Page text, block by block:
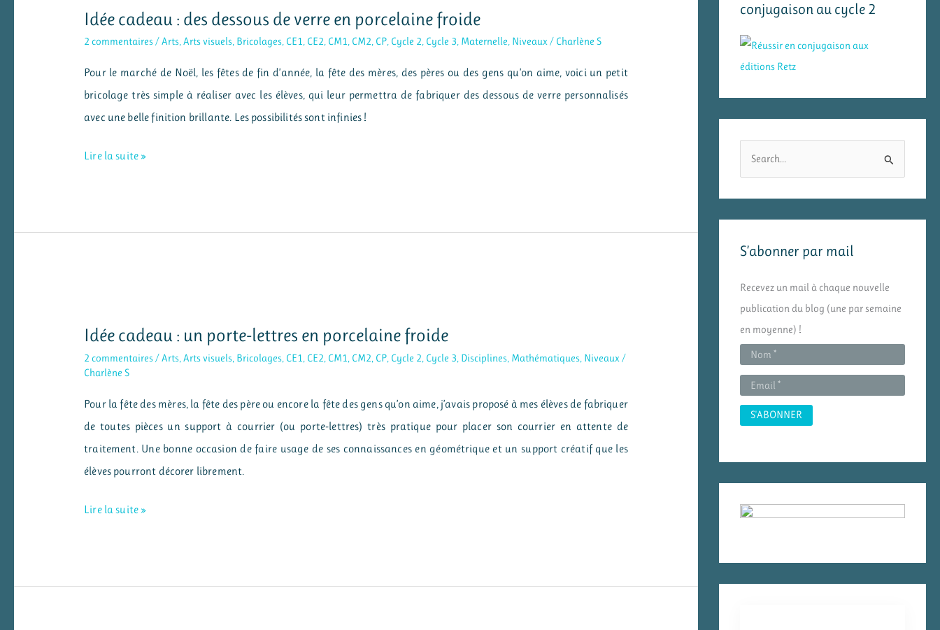
Idée cadeau : des dessous de verre en porcelaine froide
2 commentaires/Arts,Arts visuels, Bricolages, CE1, CE2, CM1, CM2, CP, Cycle 2, Cycle 3, Maternelle, Niveaux/ Charlène S
Pour le marché de Noël, les fêtes de fin d’année, la fête des mères, des pères ou des gens qu’on aime, voici un petit
bricolage très simple à réaliser avec les élèves, qui leur permettra de fabriquer des dessous de verre personnalisés
avec une belle finition brillante. Les possibilités sont infinies !
Idée
porcelaine
froide
Lire la suite »
Idée cadeau : un porte-lettres en porcelaine froide
2 commentaires /Arts ,Arts visuels Bricolages CE1 CE2 CM1 CM2 CP Cycle 2 Cycle 3 Disciplines Mathématiques Niveaux /
Charlène S
Pour la fête des mères, la fête des père ou encore la fête des gens qu’on aime, j’avais proposé à mes élèves de fabriquer
de toutes pièces un support à courrier (ou porte-lettres) très pratique pour placer son courrier en attente de
traitement. Une bonne occasion de faire usage de ses connaissances en géométrique et un support créatif que les
élèves pourront décorer librement.
Idée
Lire la suite »
conjugaison au cycle 2
r
e
:
S’abonner par mail
Recevez un mail à chaque nouvelle
publication du blog (une par semaine
en moyenne) !